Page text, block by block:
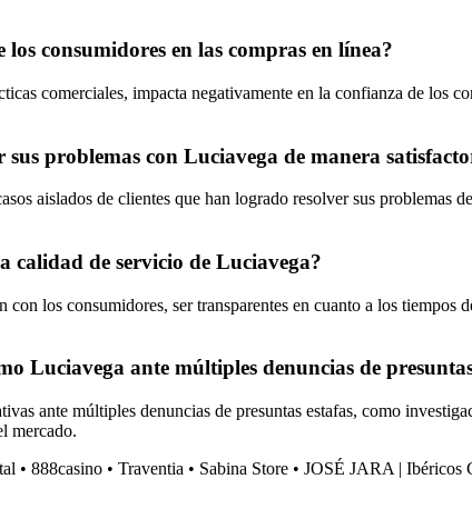
consumidores en las compras en línea?
comerciales, impacta negativamente en la confianza de los
problemas con Luciavega de manera
aislados de clientes que han logrado resolver sus problemas
calidad de servicio de Luciavega?
los consumidores, ser transparentes en cuanto a los
Luciavega ante múltiples denuncias de
ante múltiples denuncias de presuntas estafas, como
mercado.
• 888casino • Traventia • Sabina Store • JOSÉ JARA | Ibéricos